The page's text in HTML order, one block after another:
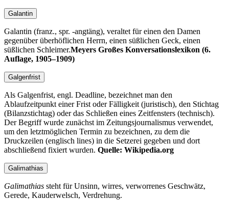
Galantin
Galantin (franz., spr. -angtäng), veraltet für einen den Damen
gegenüber überhöflichen Herrn, einen süßlichen Geck, einen
süßlichen Schleimer.Meyers Großes Konversationslexikon (6.
Auflage, 1905–1909)
Galgenfrist
Als Galgenfrist, engl. Deadline, bezeichnet man den
Ablaufzeitpunkt einer Frist oder Fälligkeit (juristisch), den Stichtag
(Bilanzstichtag) oder das Schließen eines Zeitfensters (technisch).
Der Begriff wurde zunächst im Zeitungsjournalismus verwendet,
um den letztmöglichen Termin zu bezeichnen, zu dem die
Druckzeilen (englisch lines) in die Setzerei gegeben und dort
abschließend fixiert wurden. Quelle: Wikipedia.org
Galimathias
Galimathias steht für Unsinn, wirres, verworrenes Geschwätz,
Gerede, Kauderwelsch, Verdrehung.